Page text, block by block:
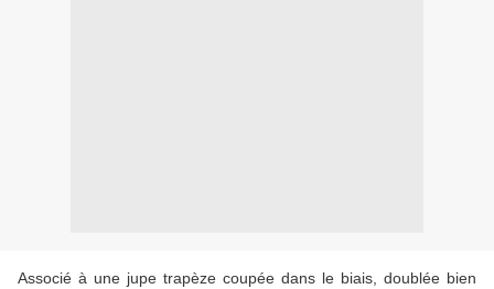
Associé à une jupe trapèze coupée dans le biais, doublée bien